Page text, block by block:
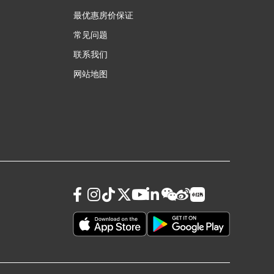
最优惠房价保证
常见问题
联系我们
网站地图